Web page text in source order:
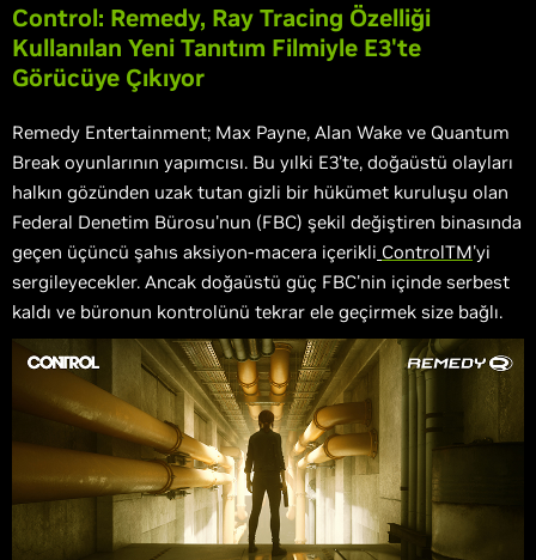
Control: Remedy, Ray Tracing Özelliği
Kullanılan Yeni Tanıtım Filmiyle E3'te
Görücüye Çıkıyor
Remedy Entertainment; Max Payne, Alan Wake ve Quantum
Break oyunlarının yapımcısı. Bu yılki E3'te, doğaüstü olayları
halkın gözünden uzak tutan gizli bir hükümet kuruluşu olan
Federal Denetim Bürosu'nun (FBC) şekil değiştiren binasında
geçen üçüncü şahıs aksiyon-macera içerikli ControlTM'yi
sergileyecekler. Ancak doğaüstü güç FBC'nin içinde serbest
kaldı ve büronun kontrolünü tekrar ele geçirmek size bağlı.